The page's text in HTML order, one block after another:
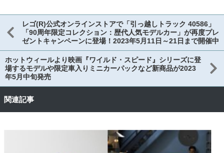
レゴ(R)公式オンラインストアで「引っ越しトラック 40586」
「90周年限定コレクション：歴代人気モデルカー」が再度プレ
ゼントキャンペーンに登場！2023年5月11日～21日まで開催中
ホットウィールより映画『ワイルド・スピード』シリーズに登
場するモデルや限定車入りミニカーパックなど新商品が2023
年5月中旬発売
関連記事